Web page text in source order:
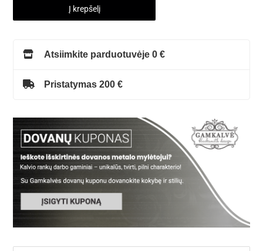
Į krepšelį
Atsiimkite parduotuvėje 0 €
Pristatymas 200 €